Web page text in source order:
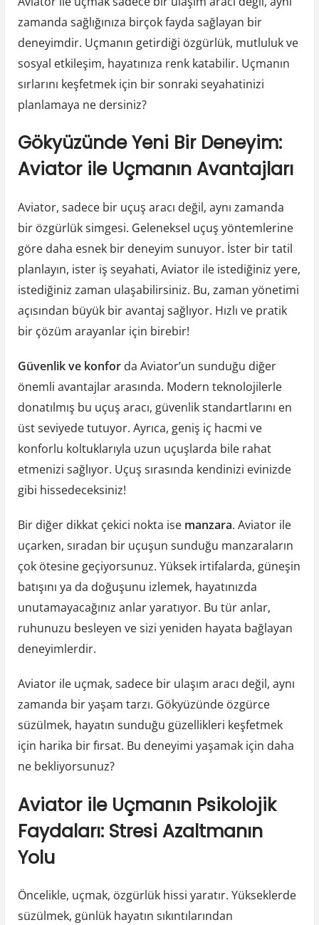
zamanda sağlığınıza birçok fayda sağlayan bir
deneyimdir. Uçmanın getirdiği özgürlük, mutluluk ve
sosyal etkileşim, hayatınıza renk katabilir. Uçmanın
sırlarını keşfetmek için bir sonraki seyahatinizi
planlamaya ne dersiniz?
Gökyüzünde Yeni Bir Deneyim:
Aviator ile Uçmanın Avantajları
Aviator, sadece bir uçuş aracı değil, aynı zamanda
bir özgürlük simgesi. Geleneksel uçuş yöntemlerine
göre daha esnek bir deneyim sunuyor. İster bir tatil
planlayın, ister iş seyahati, Aviator ile istediğiniz yere,
istediğiniz zaman ulaşabilirsiniz. Bu, zaman yönetimi
açısından büyük bir avantaj sağlıyor. Hızlı ve pratik
bir çözüm arayanlar için birebir!
Güvenlik ve konforda Aviator’un sunduğu diğer
önemli avantajlar arasında. Modern teknolojilerle
donatılmış bu uçuş aracı, güvenlik standartlarını en
üst seviyede tutuyor. Ayrıca, geniş iç hacmi ve
konforlu koltuklarıyla uzun uçuşlarda bile rahat
etmenizi sağlıyor. Uçuş sırasında kendinizi evinizde
gibi hissedeceksiniz!
Bir diğer dikkat çekici nokta ise manzara. Aviator ile
uçarken, sıradan bir uçuşun sunduğu manzaraların
çok ötesine geçiyorsunuz. Yüksek irtifalarda, güneşin
batışını ya da doğuşunu izlemek, hayatınızda
unutamayacağınız anlar yaratıyor. Bu tür anlar,
ruhunuzu besleyen ve sizi yeniden hayata bağlayan
deneyimlerdir.
Aviator ile uçmak, sadece bir ulaşım aracı değil, aynı
zamanda bir yaşam tarzı. Gökyüzünde özgürce
süzülmek, hayatın sunduğu güzellikleri keşfetmek
için harika bir fırsat. Bu deneyimi yaşamak için daha
ne bekliyorsunuz?
Aviator ile Uçmanın Psikolojik
Faydaları: Stresi Azaltmanın
Yolu
Öncelikle, uçmak, özgürlük hissi yaratır. Yükseklerde
süzülmek, günlük hayatın sıkıntılarından